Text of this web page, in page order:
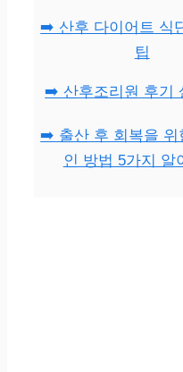
➡️ 산후 다이어트 식
팁
➡️ 산후조리원 후기
➡️ 출산 후 회복을 위
인 방법 5가지 알